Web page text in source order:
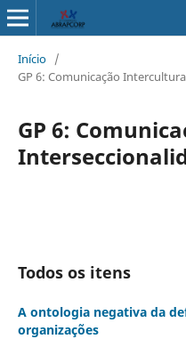
Início /
GP 6: Comunicação
GP 6:
Todos os itens
A ontologia negativa da
organizações